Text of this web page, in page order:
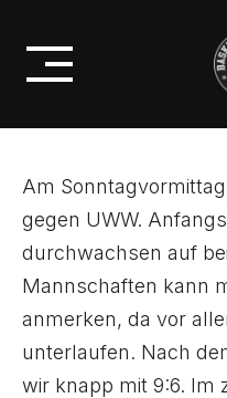
content
FÜHRT ZU
UWW
Am
gegen UWW.
durchwachsen auf
Mannschaften kann
anmerken, da vor
unterlaufen. Nach
wir knapp mit 9:6. Im